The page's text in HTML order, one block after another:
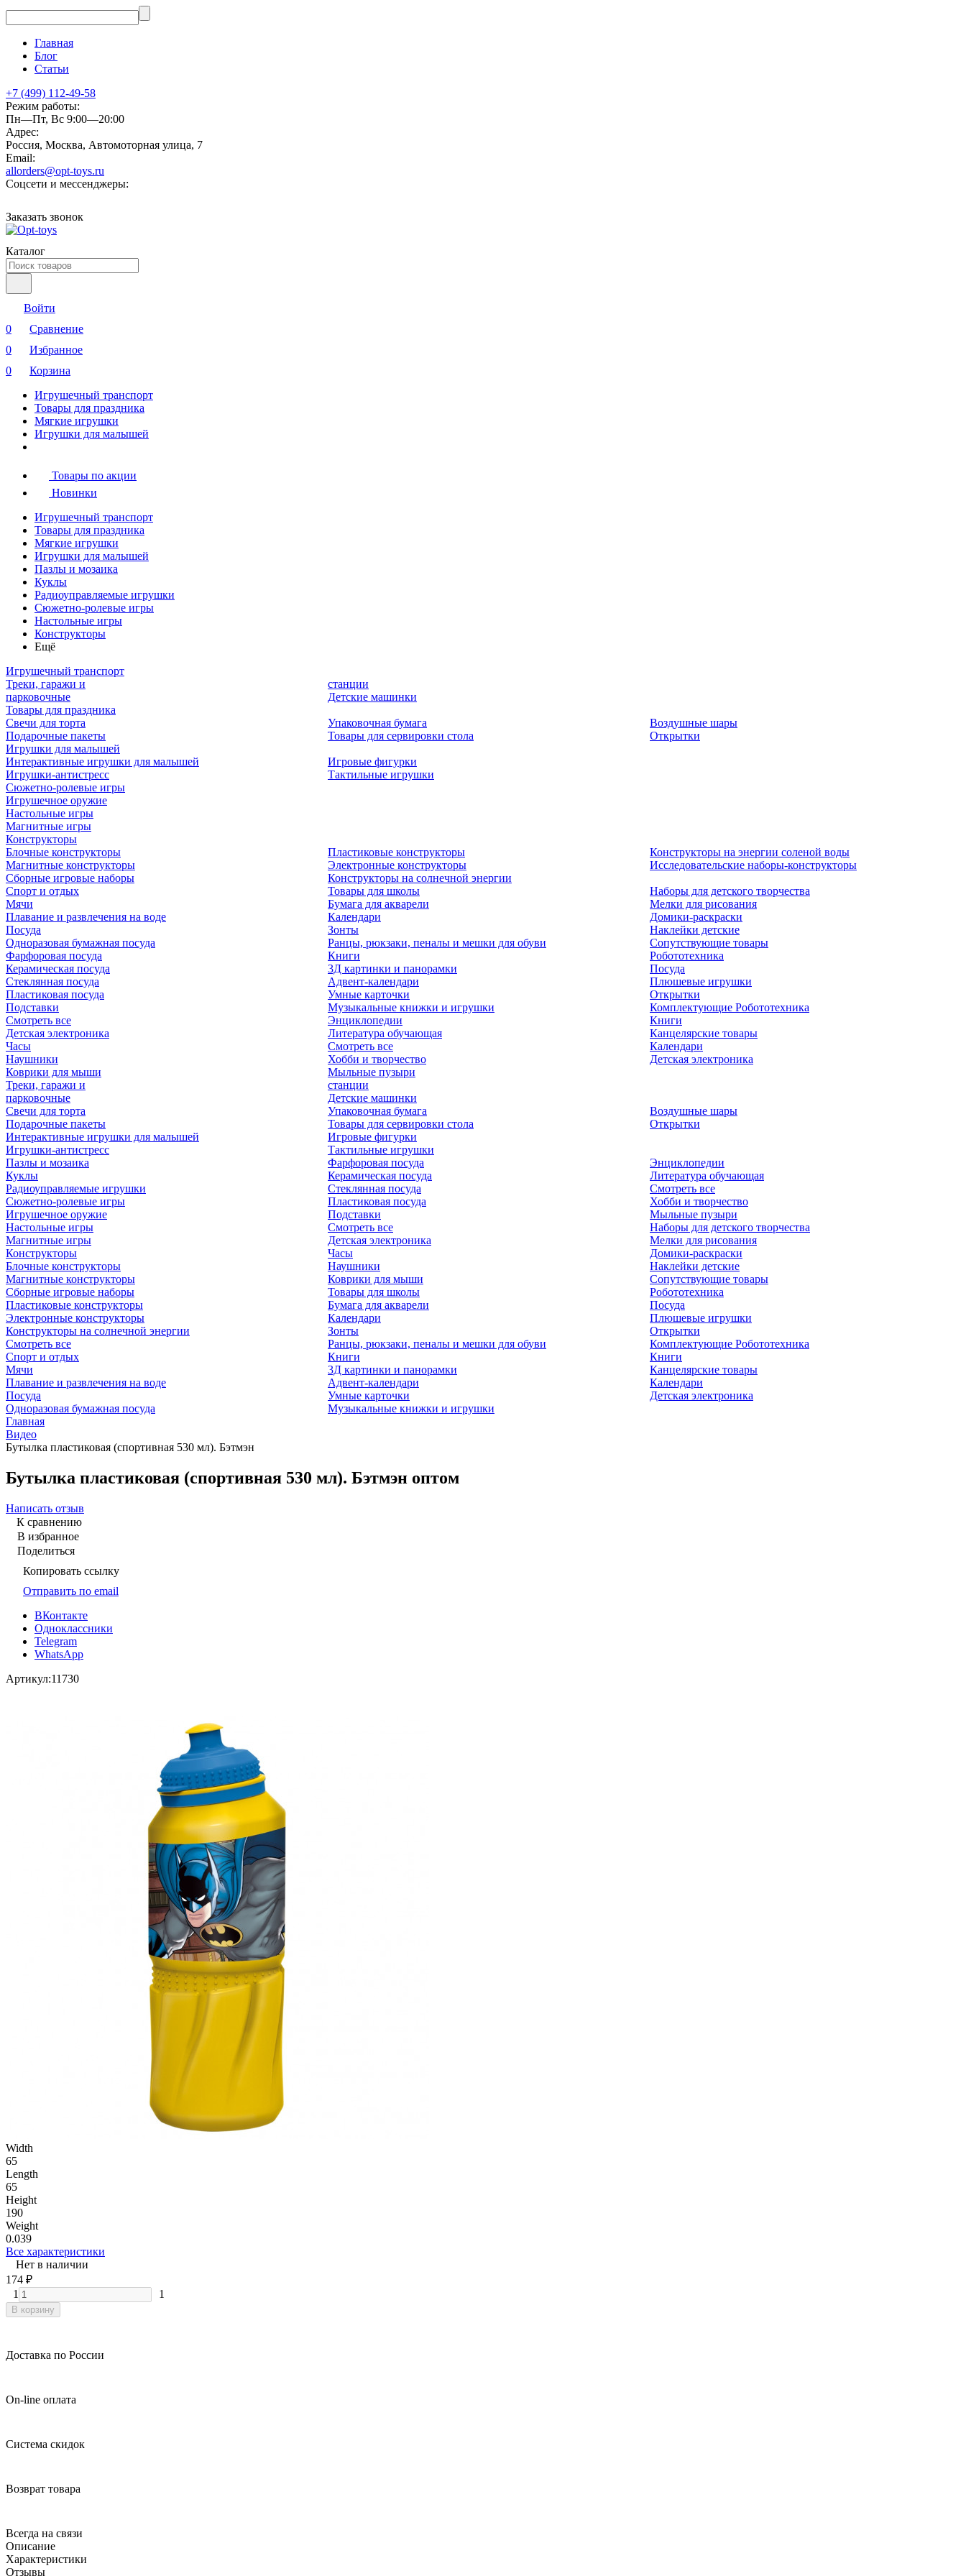
Главная
Блог
Статьи
+7 (499) 112-49-58
Режим работы:
Пн—Пт, Вс 9:00—20:00
Адрес:
Россия, Москва, Автомоторная улица, 7
Email:
allorders@opt-toys.ru
Соцсети и мессенджеры:
Заказать звонок
Каталог
Войти
0
Сравнение
0
Избранное
0
Корзина
Игрушечный транспорт
Товары для праздника
Мягкие игрушки
Игрушки для малышей
Товары по акции
Новинки
Игрушечный транспорт
Товары для праздника
Мягкие игрушки
Игрушки для малышей
Пазлы и мозаика
Куклы
Радиоуправляемые игрушки
Сюжетно-ролевые игры
Настольные игры
Конструкторы
Ещё
Игрушечный транспорт
Треки, гаражи и
парковочные
станции
Детские машинки
Товары для праздника
Свечи для торта
Подарочные пакеты
Упаковочная бумага
Товары для сервировки стола
Воздушные шары
Открытки
Игрушки для малышей
Интерактивные игрушки для малышей
Игрушки-антистресс
Игровые фигурки
Тактильные игрушки
Сюжетно-ролевые игры
Игрушечное оружие
Настольные игры
Магнитные игры
Конструкторы
Блочные конструкторы
Магнитные конструкторы
Сборные игровые наборы
Пластиковые конструкторы
Электронные конструкторы
Конструкторы на солнечной энергии
Конструкторы на энергии соленой воды
Исследовательские наборы-конструкторы
Спорт и отдых
Мячи
Плавание и развлечения на воде
Посуда
Одноразовая бумажная посуда
Фарфоровая посуда
Керамическая посуда
Стеклянная посуда
Пластиковая посуда
Подставки
Смотреть все
Детская электроника
Часы
Наушники
Коврики для мыши
Товары для школы
Бумага для акварели
Календари
Зонты
Ранцы, рюкзаки, пеналы и мешки для обуви
Книги
3Д картинки и панорамки
Адвент-календари
Умные карточки
Музыкальные книжки и игрушки
Энциклопедии
Литература обучающая
Смотреть все
Хобби и творчество
Мыльные пузыри
Наборы для детского творчества
Мелки для рисования
Домики-раскраски
Наклейки детские
Сопутствующие товары
Робототехника
Посуда
Плюшевые игрушки
Открытки
Комплектующие Робототехника
Книги
Канцелярские товары
Календари
Детская электроника
Треки, гаражи и
парковочные
станции
Детские машинки
Свечи для торта
Подарочные пакеты
Упаковочная бумага
Товары для сервировки стола
Воздушные шары
Открытки
Интерактивные игрушки для малышей
Игрушки-антистресс
Игровые фигурки
Тактильные игрушки
Пазлы и мозаика
Куклы
Радиоуправляемые игрушки
Сюжетно-ролевые игры
Игрушечное оружие
Настольные игры
Магнитные игры
Конструкторы
Блочные конструкторы
Магнитные конструкторы
Сборные игровые наборы
Пластиковые конструкторы
Электронные конструкторы
Конструкторы на солнечной энергии
Смотреть все
Спорт и отдых
Мячи
Плавание и развлечения на воде
Посуда
Одноразовая бумажная посуда
Фарфоровая посуда
Керамическая посуда
Стеклянная посуда
Пластиковая посуда
Подставки
Смотреть все
Детская электроника
Часы
Наушники
Коврики для мыши
Товары для школы
Бумага для акварели
Календари
Зонты
Ранцы, рюкзаки, пеналы и мешки для обуви
Книги
3Д картинки и панорамки
Адвент-календари
Умные карточки
Музыкальные книжки и игрушки
Энциклопедии
Литература обучающая
Смотреть все
Хобби и творчество
Мыльные пузыри
Наборы для детского творчества
Мелки для рисования
Домики-раскраски
Наклейки детские
Сопутствующие товары
Робототехника
Посуда
Плюшевые игрушки
Открытки
Комплектующие Робототехника
Книги
Канцелярские товары
Календари
Детская электроника
Главная
Видео
Бутылка пластиковая (спортивная 530 мл). Бэтмэн
Бутылка пластиковая (спортивная 530 мл). Бэтмэн оптом
Написать отзыв
К сравнению
В избранное
Поделиться
Копировать ссылку
Отправить по email
ВКонтакте
Одноклассники
Telegram
WhatsApp
Артикул:11730
Width
65
Length
65
Height
190
Weight
0.039
Все характеристики
Нет в наличии
174 ₽
1
1
В корзину
Доставка по России
On-line оплата
Система скидок
Возврат товара
Всегда на связи
Описание
Характеристики
Отзывы